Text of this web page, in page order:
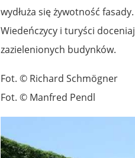
wydłuża się żywotność fasady.
Wiedeńczycy i turyści
zazielenionych budynków.
Fot. © Richard Schmögner
Fot. © Manfred Pendl